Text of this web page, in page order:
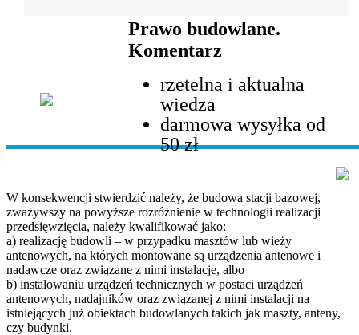
Prawo budowlane.
Komentarz
rzetelna i aktualna
wiedza
darmowa wysyłka od
50 zł
W konsekwencji stwierdzić należy, że budowa stacji bazowej,
zważywszy na powyższe rozróżnienie w technologii realizacji
przedsięwzięcia, należy kwalifikować jako:
a) realizację budowli – w przypadku masztów lub wieży
antenowych, na których montowane są urządzenia antenowe i
nadawcze oraz związane z nimi instalacje, albo
b) instalowaniu urządzeń technicznych w postaci urządzeń
antenowych, nadajników oraz związanej z nimi instalacji na
istniejących już obiektach budowlanych takich jak maszty, anteny,
czy budynki.